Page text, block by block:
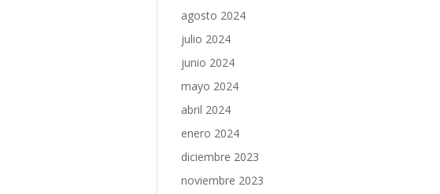
agosto 2024
julio 2024
junio 2024
mayo 2024
abril 2024
enero 2024
diciembre 2023
noviembre 2023